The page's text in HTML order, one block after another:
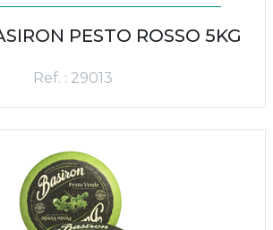
PESTO ROSSO 5KG
Ref. : 29013